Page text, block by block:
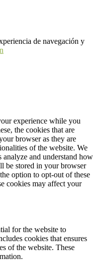
de navegación y
experience while you
the cookies that are
browser as they are
of the website. We
analyze and understand how
be stored in your browser
option to opt-out of these
cookies may affect your
for the website to
cookies that ensures
of the website. These